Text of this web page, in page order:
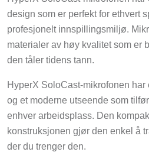
design som er perfekt for ethvert
profesjonelt innspillingsmiljø.
materialer av høy kvalitet som er
den tåler tidens tann.
HyperX SoloCast-mikrofonen har
og et moderne utseende som
enhver arbeidsplass. Den
konstruksjonen gjør den enkel å
der du trenger den.